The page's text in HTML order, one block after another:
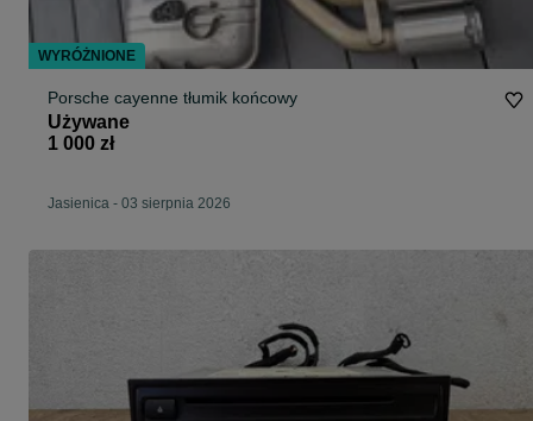
Porsche cayenne tłumik końcowy
Używane
1 000 zł
Jasienica - 03 sierpnia 2026
WYRÓŻNIONE